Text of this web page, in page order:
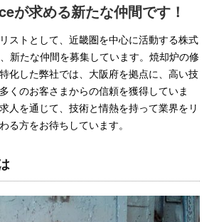
が求める新たな仲間です！
ストとして、近畿圏を中心に活動する株式
新たな仲間を募集しています。焼却炉の修
化した弊社では、大阪府を拠点に、高い技
くのお客さまからの信頼を獲得していま
人を通じて、技術と情熱を持って業界をリ
る方をお待ちしています。